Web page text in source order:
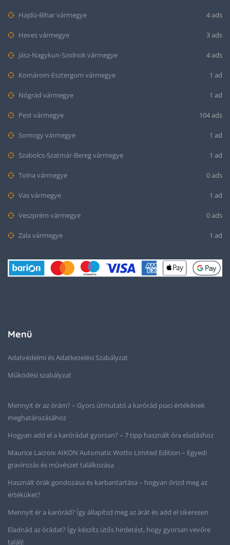
Hajdú-Bihar vármegye 4 ads
Heves vármegye 3 ads
Jász-Nagykun-Szolnok vármegye 4 ads
Komárom-Esztergom vármegye 1 ad
Nógrád vármegye 1 ad
Pest vármegye 104 ads
Somogy vármegye 1 ad
Szabolcs-Szatmár-Bereg vármegye 1 ad
Tolna vármegye 0 ads
Vas vármegye 1 ad
Veszprém vármegye 0 ads
Zala vármegye 1 ad
Menü
Adatvédelmi és Adatkezelési Szabályzat
Működési szabályzat
Mennyit ér az órám? – Gyors útmutató a karórád piaci értékének
meghatározásához
Hogyan add el a karórádat gyorsan? – 7 tipp használt óra eladáshoz
Maurice Lacroix AIKON Automatic Wotto Limited Edition – Egyedi
gravírozás és művészet találkozása
Használt órák gondozása és karbantartása – hogyan őrizd meg az
értéküket?
Mennyit ér a karórád? Így állapítsd meg az árát és add el sikeresen
Eladnád az órádat? Így készíts ütős hirdetést, hogy gyorsan vevőre
találj!